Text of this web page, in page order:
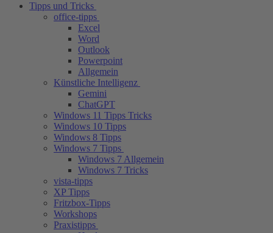
Tipps und Tricks
office-tipps
Excel
Word
Outlook
Powerpoint
Allgemein
Künstliche Intelligenz
Gemini
ChatGPT
Windows 11 Tipps Tricks
Windows 10 Tipps
Windows 8 Tipps
Windows 7 Tipps
Windows 7 Allgemein
Windows 7 Tricks
vista-tipps
XP Tipps
Fritzbox-Tipps
Workshops
Praxistipps